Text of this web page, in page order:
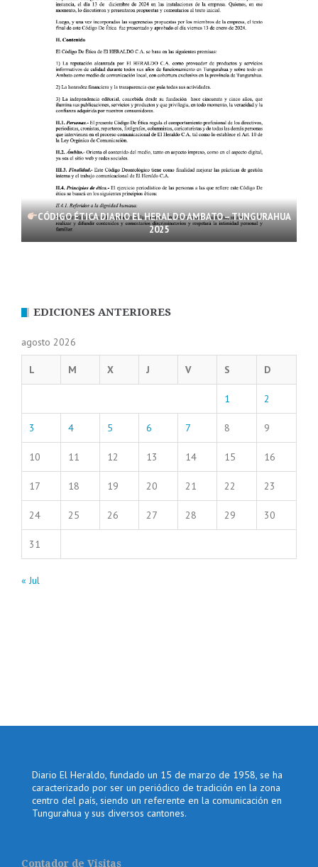
CÓDIGO ÉTICA DIARIO EL HERALDO AMBATO – TUNGURAHUA
2025
EDICIONES ANTERIORES
agosto 2026
L M X J V S D
1 2
3 4 5 6 7 8 9
10 11 12 13 14 15 16
17 18 19 20 21 22 23
24 25 26 27 28 29 30
31
« Jul
Diario El Heraldo, fundado un 15 de marzo de 1958, se ha
caracterizado por ser un periódico de tradición en la zona
centro del país, siendo un referente en la comunicación en
Tungurahua y sus diversos cantones.
Contador de Visitas